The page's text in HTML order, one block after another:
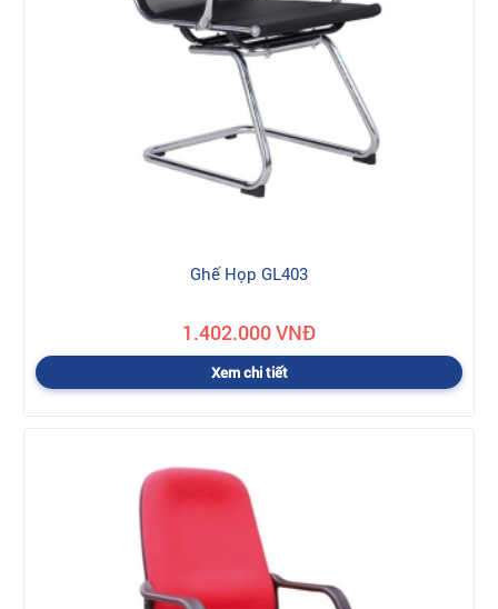
Ghế Họp GL403
1.402.000 VNĐ
Xem chi tiết